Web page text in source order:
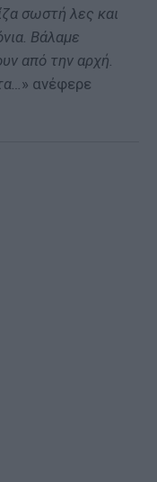
σωστή λες και
Βάλαμε
από την αρχή.
» ανέφερε